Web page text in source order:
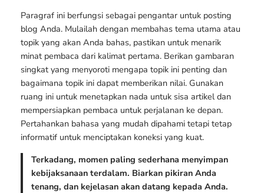
Paragraf ini berfungsi sebagai pengantar untuk posting
blog Anda. Mulailah dengan membahas tema utama atau
topik yang akan Anda bahas, pastikan untuk menarik
minat pembaca dari kalimat pertama. Berikan gambaran
singkat yang menyoroti mengapa topik ini penting dan
bagaimana topik ini dapat memberikan nilai. Gunakan
ruang ini untuk menetapkan nada untuk sisa artikel dan
mempersiapkan pembaca untuk perjalanan ke depan.
Pertahankan bahasa yang mudah dipahami tetapi tetap
informatif untuk menciptakan koneksi yang kuat.
Terkadang, momen paling sederhana menyimpan
kebijaksanaan terdalam. Biarkan pikiran Anda
tenang, dan kejelasan akan datang kepada Anda.